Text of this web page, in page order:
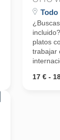
Todo
platos
trabajar
17 € -